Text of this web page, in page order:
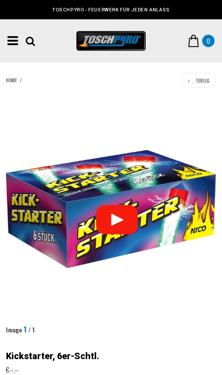
TOSCHPYRO - FEUERWERK FÜR JEDEN ANLASS
0
HOME / TERUG
Image 1 / 1
Kickstarter, 6er-Schtl.
€--,--